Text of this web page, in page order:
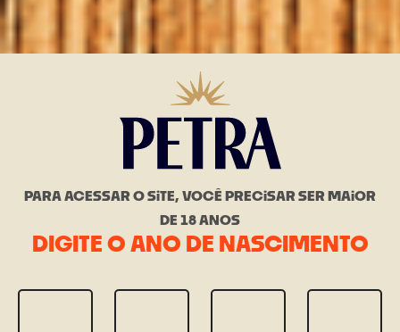
PARA ACESSAR O SiTE, VOCÊ PRECiSAR SER MAiOR
DE 18 ANOS
DIGITE O ANO DE NASCIMENTO